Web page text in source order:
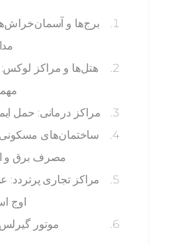
برج‌ها و
هتل‌ها و مراکز
مراکز درمانی: حمل
ساختمان‌های
مصرف برق و
مراکز تجاری پرتردد:
اوج
موتور گیرلس